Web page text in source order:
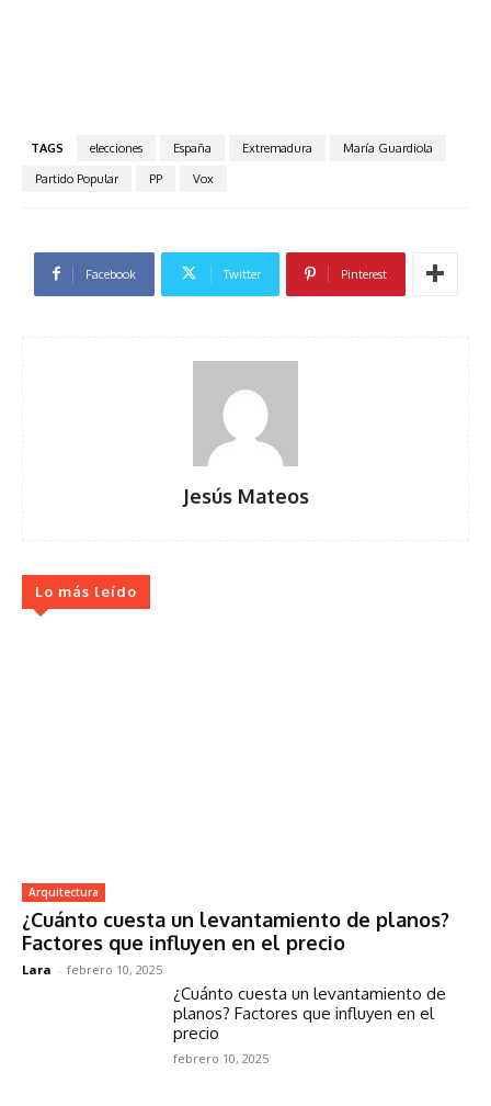
TAGS elecciones España Extremadura
María Guardiola
Partido Popular
PP Vox
Facebook Twitter Pinterest
Jesús Mateos
Lo más leído
Arquitectura
¿Cuánto cuesta un levantamiento de planos?
Factores que influyen en el precio
Lara - febrero 10, 2025
¿Cuánto cuesta un levantamiento de
planos? Factores que influyen en el
precio
febrero 10, 2025